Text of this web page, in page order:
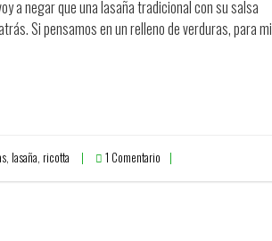
a negar que una lasaña tradicional con su salsa
Si pensamos en un relleno de verduras, para mi
, lasaña, ricotta 1 Comentario